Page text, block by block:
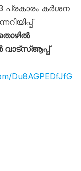
പ്രകാരം കർശന
വാട്സ്ആപ്പ്
Du8AGPEDfJfG